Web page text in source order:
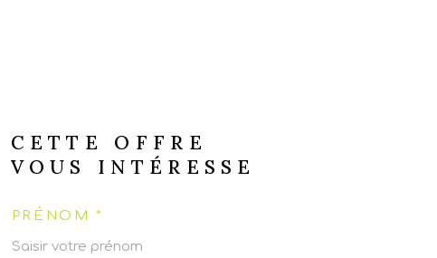
CETTE OFFRE
VOUS INTÉRESSE
PRÉNOM *